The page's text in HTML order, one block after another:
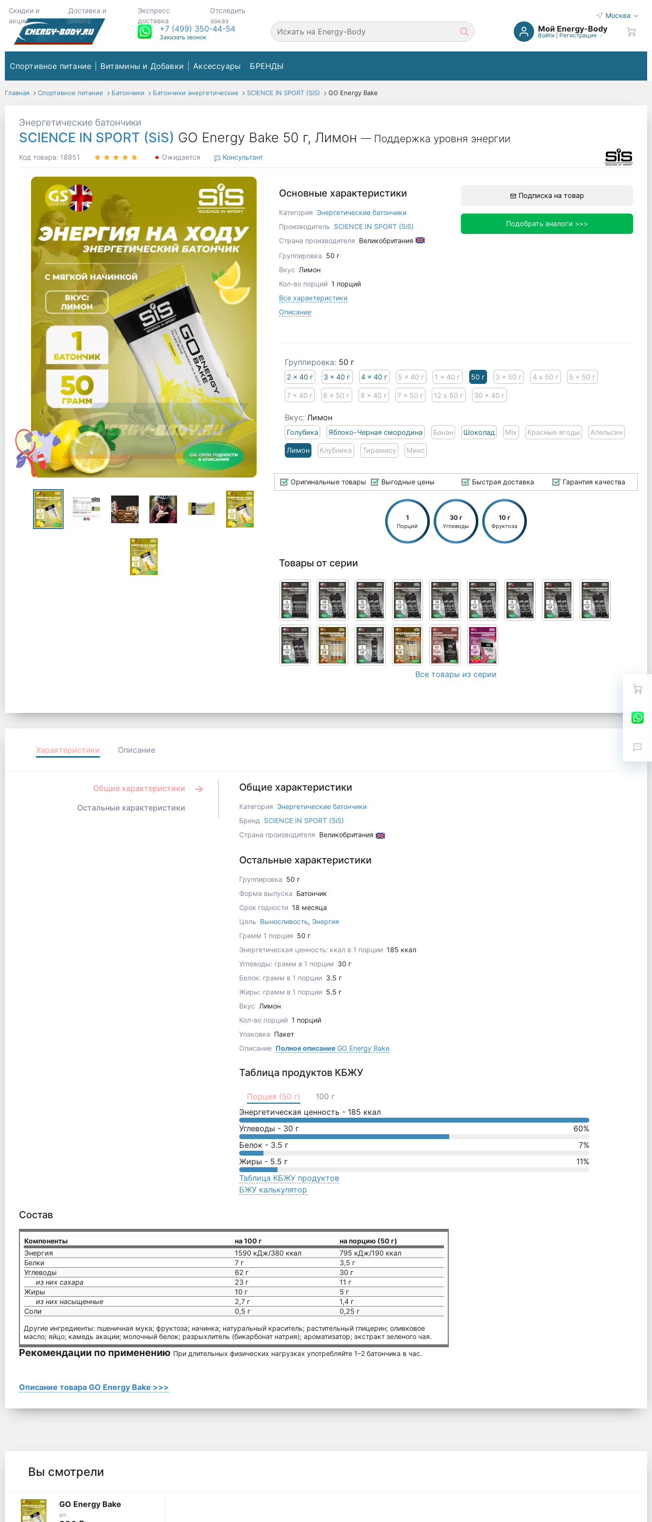
Скидки и
акции
Доставка и
оплата
Экспресс
доставка
Отследить
заказ
Москва
+7 (499) 350-44-54
Заказать звонок
Мой Energy-Body
Войти| Регистрация
Спортивное питание Витамины и Добавки Аксессуары БРЕНДЫ
Главная Спортивное питание Батончики Батончики энергетические SCIENCE IN SPORT (SiS) GO Energy Bake
Энергетические батончики
SCIENCE IN SPORT (SiS) GO Energy Bake 50 г, Лимон — Поддержка уровня энергии
Код товара: 18851 Ожидается Консультант
Основные характеристики
Категория Энергетические батончики
Производитель SCIENCE IN SPORT (SiS)
Страна производителя Великобритания
Группировка 50 г
Вкус Лимон
Кол-во порций 1 порций
Все характеристики
Описание
Подписка на товар
Подобрать аналоги >>>
Группировка: 50 г
2 x 40 г 3 x 40 г 4 x 40 г 5 x 40 г 1 x 40 г 50 г 3 x 50 г 4 х 50 г 5 x 50 г
7 x 40 г 6 x 50 г 8 x 40 г 7 x 50 г 12 х 50 г 30 x 40 г
Вкус: Лимон
Голубика Яблоко-Черная смородина Банан Шоколад Mix Красные ягоды Апельсин
Лимон Клубника Тирамису Микс
Оригинальные товары Выгодные цены Быстрая доставка Гарантия качества
1
Порций
30 г
Углеводы
10 г
Фруктоза
Товары от серии
Все товары из серии
Характеристики Описание
Общие характеристики
Остальные характеристики
Общие характеристики
Категория Энергетические батончики
Бренд SCIENCE IN SPORT (SiS)
Страна производителя Великобритания
Остальные характеристики
Группировка 50 г
Форма выпуска Батончик
Срок годности 18 месяца
Цель Выносливость, Энергия
Грамм 1 порция 50 г
Энергетическая ценность: ккал в 1 порции 185 ккал
Углеводы: грамм в 1 порции 30 г
Белок: грамм в 1 порции 3.5 г
Жиры: грамм в 1 порции 5.5 г
Вкус Лимон
Кол-во порций 1 порций
Упаковка Пакет
Описание Полное описаниеGO Energy Bake
Таблица продуктов КБЖУ
Порция (50 г)
100 г
Энергетическая ценность - 185 ккал
Углеводы - 30 г 60%
Белок - 3.5 г 7%
Жиры - 5.5 г 11%
Таблица КБЖУ продуктов
БЖУ калькулятор
Состав
Компоненты на 100 г
на порцию (50 г)
Энергия
1590 кДж/380 ккал
795 кДж/190 ккал
Белки
7 г
3,5 г
Углеводы
62 г
30 г
из них сахара
23 г
11 г
Жиры
10 г
5 г
из них насыщенные
2,7 г
1,4 г
Соли
0,5 г 0,25 г
Другие ингредиенты: пшеничная мука; фруктоза; начинка; натуральный краситель; растительный глицерин; оливковое
масло; яйцо; камедь акации; молочный белок; разрыхлитель (бикарбонат натрия); ароматизатор; экстракт зеленого чая.
Рекомендации по применению При длительных физических нагрузках употребляйте 1–2 батончика в час.
Описание товара GO Energy Bake >>>
Вы смотрели
GO Energy Bake
от: